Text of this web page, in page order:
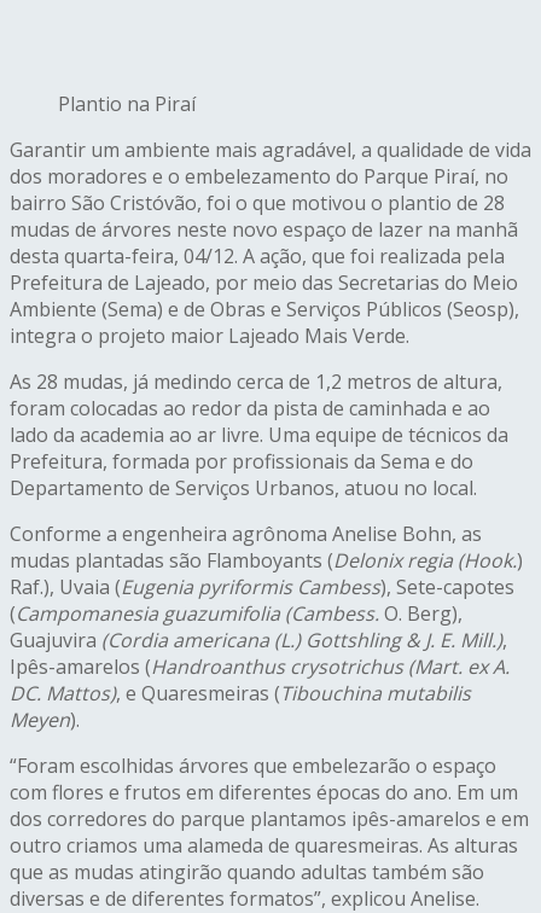
Plantio na Piraí
Garantir um ambiente mais agradável, a qualidade de vida
dos moradores e o embelezamento do Parque Piraí, no
bairro São Cristóvão, foi o que motivou o plantio de 28
mudas de árvores neste novo espaço de lazer na manhã
desta quarta-feira, 04/12. A ação, que foi realizada pela
Prefeitura de Lajeado, por meio das Secretarias do Meio
Ambiente (Sema) e de Obras e Serviços Públicos (Seosp),
integra o projeto maior Lajeado Mais Verde.
As 28 mudas, já medindo cerca de 1,2 metros de altura,
foram colocadas ao redor da pista de caminhada e ao
lado da academia ao ar livre. Uma equipe de técnicos da
Prefeitura, formada por profissionais da Sema e do
Departamento de Serviços Urbanos, atuou no local.
Conforme a engenheira agrônoma Anelise Bohn, as
mudas plantadas são Flamboyants (Delonix regia (Hook.)
Raf.), Uvaia (Eugenia pyriformis Cambess), Sete-capotes
(Campomanesia guazumifolia (Cambess. O. Berg),
Guajuvira (Cordia americana (L.) Gottshling & J. E. Mill.),
Ipês-amarelos (Handroanthus crysotrichus (Mart. ex A.
DC. Mattos), e Quaresmeiras (Tibouchina mutabilis
Meyen).
“Foram escolhidas árvores que embelezarão o espaço
com flores e frutos em diferentes épocas do ano. Em um
dos corredores do parque plantamos ipês-amarelos e em
outro criamos uma alameda de quaresmeiras. As alturas
que as mudas atingirão quando adultas também são
diversas e de diferentes formatos”, explicou Anelise.